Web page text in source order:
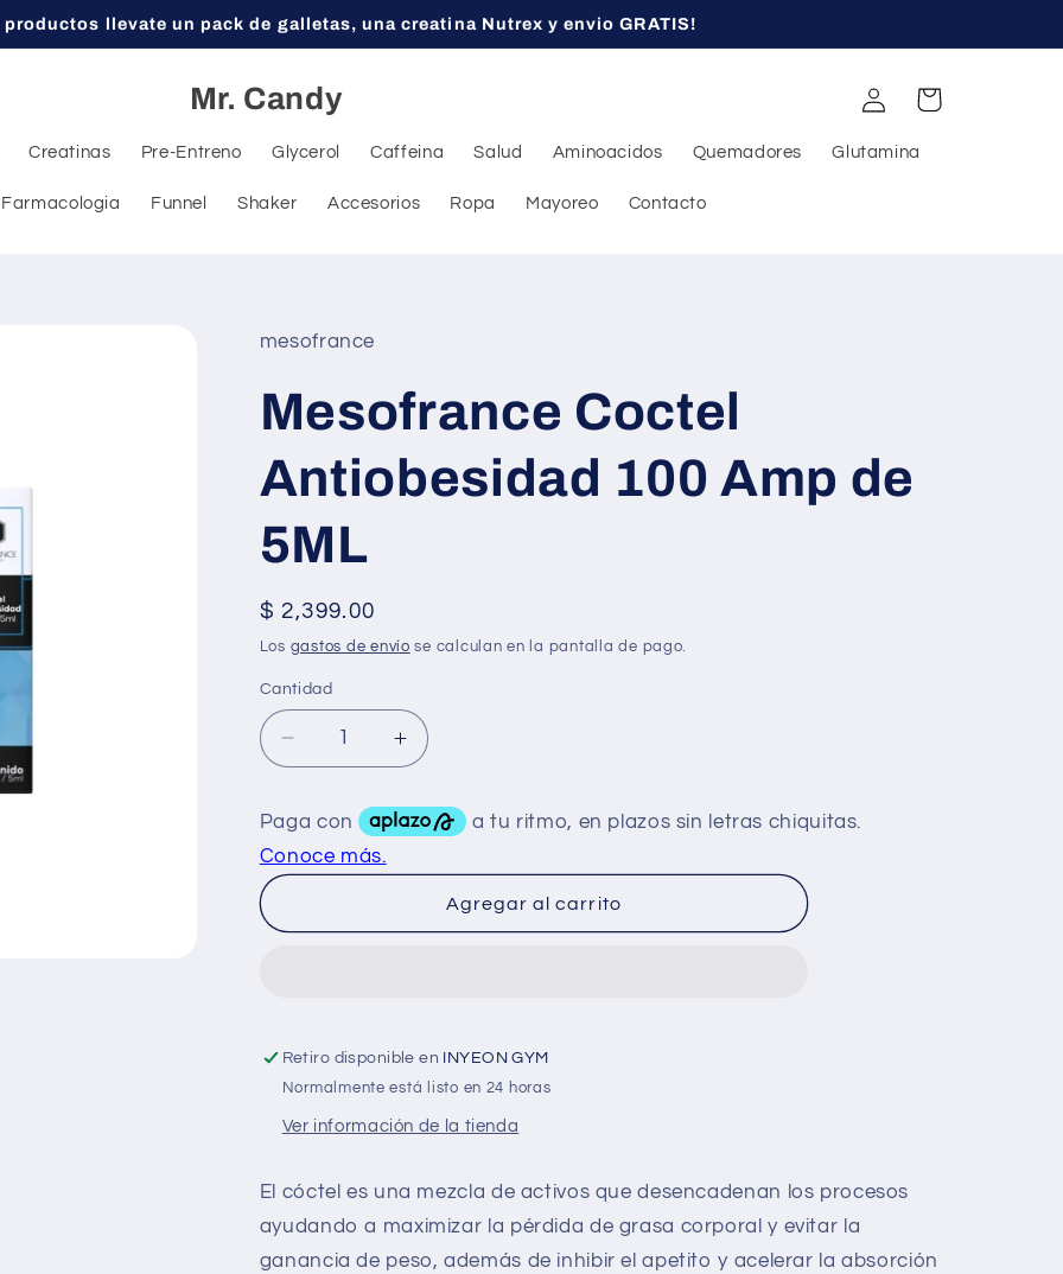
productos llevate un pack de galletas, una creatina Nutrex y envio GRATIS!
Mr. Candy
Creatinas Pre-Entreno Glycerol Caffeina Salud Aminoacidos Quemadores Glutamina
Farmacologia Funnel Shaker Accesorios Ropa Mayoreo Contacto
Iniciar
sesión
Carrito
mesofrance
Mesofrance Coctel
Antiobesidad 100 Amp de
5ML
Precio
habitual
$ 2,399.00
Los gastos de envío se calculan en la pantalla de pago.
Cantidad
Reducir
cantidad
Mesofrance
Coctel
Antiobesidad
Amp
Aumentar
cantidad
para
Mesofrance
Antiobesidad
Amp
Agregar al carrito
Retiro disponible en INYEON GYM
Normalmente está listo en 24 horas
Ver información de la tienda
El cóctel es una mezcla de activos que desencadenan los procesos
ayudando a maximizar la pérdida de grasa corporal y evitar la
ganancia de peso, además de inhibir el apetito y acelerar la absorción